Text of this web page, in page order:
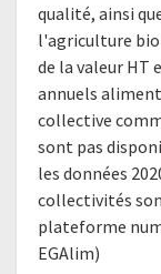
qualité, ainsi
l'agriculture
de la valeur HT
annuels
collective
sont pas
les données
collectivités
plateforme
EGAlim)